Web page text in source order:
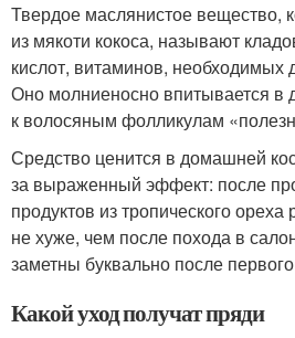
Твердое маслянистое вещество,
из мякоти кокоса, называют
кислот, витаминов, необходимых
Оно молниеносно впитывается в
к волосяным фолликулам
Средство ценится в домашней
за выраженный эффект: после
продуктов из тропического ореха
не хуже, чем после похода в
заметны буквально после
Какой уход получат пряди